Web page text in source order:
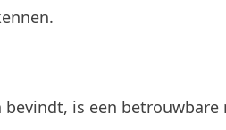
is een betrouwbare